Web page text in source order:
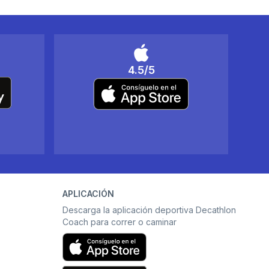
4.5/5
APLICACIÓN
Descarga la aplicación deportiva Decathlon
Coach para correr o caminar